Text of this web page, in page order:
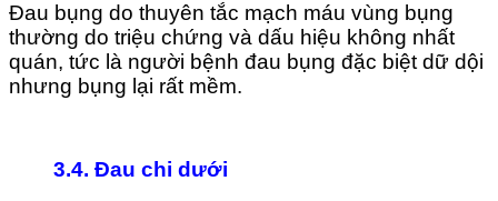
Đau bụng do thuyên tắc mạch máu vùng bụng
thường do triệu chứng và dấu hiệu không nhất
quán, tức là người bệnh đau bụng đặc biệt dữ dội
nhưng bụng lại rất mềm.
3.4. Đau chi dưới